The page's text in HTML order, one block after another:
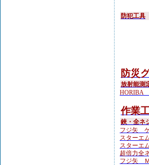
防犯工具
防災
放射能測
HORIBA
作業
鋏・全ネ
フジ矢
スターエ
スターエ
超倍力全
フジ矢